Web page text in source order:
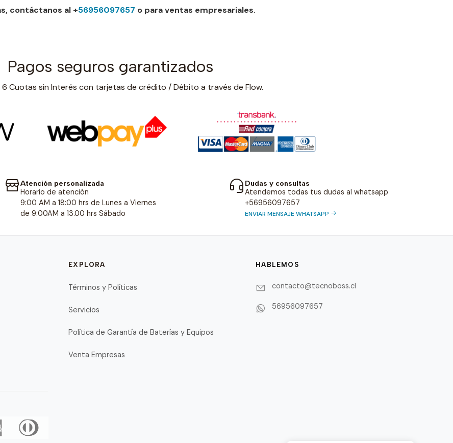
contáctanos al +56956097657 o para ventas empresariales.
Pagos seguros garantizados
6 Cuotas sin Interés con tarjetas de crédito / Débito a través de Flow.
Atención personalizada
Horario de atención
9:00 AM a 18:00 hrs de Lunes a Viernes
de 9:00AM a 13.00 hrs Sábado
Dudas y consultas
Atendemos todas tus dudas al whatsapp
+56956097657
ENVIAR MENSAJE WHATSAPP
EXPLORA
Términos y Políticas
Servicios
Política de Garantía de Baterías y Equipos
Venta Empresas
HABLEMOS
contacto@tecnoboss.cl
56956097657